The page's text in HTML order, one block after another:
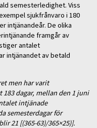
semesterledighet. Viss
sjukfrånvaro i 180
intjänandeår. De olika
framgår av
antalet
intjänandet av betald
men har varit
dagar, mellan den 1 juni
intjänade
semesterdagar för
21 [(365-63)/365×25)].